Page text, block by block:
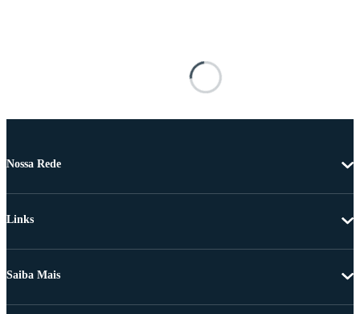
Nossa Rede
Links
Saiba Mais